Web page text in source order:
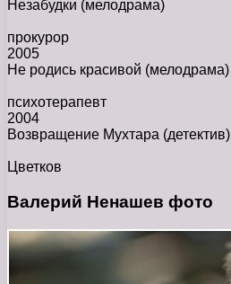
Незабудки (мелодрама)
прокурор
2005
Не родись красивой (мелодрама)
психотерапевт
2004
Возвращение Мухтара (детектив)
Цветков
Валерий Ненашев фото